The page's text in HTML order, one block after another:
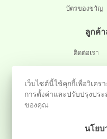
บัตรของขวัญ
ลูกค้
ติดต่อเรา
ติดตามผ่า
เว็บไซต์นี้ใช้คุกกี้เพื่อวิเคร
การตั้งค่าและปรับปรุงปร
ของคุณ
นโยบ